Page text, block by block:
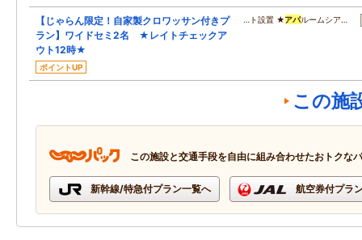
【じゃらん限定！自家製クロワッサン付きプ
ラン】ワイドセミ2名 ★レイトチェックア
ウト12時★
ポイントUP
…ト設置 ★アパルームシア…
この施
この施設と交通手段を自由に組み合わせたおトクな
新幹線/特急付プラン一覧へ 航空券付プラ